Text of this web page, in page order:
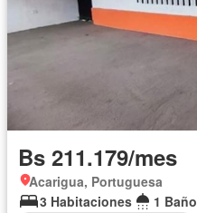
Bs 211.179/mes
Acarigua, Portuguesa
3 Habitaciones
1 Baño